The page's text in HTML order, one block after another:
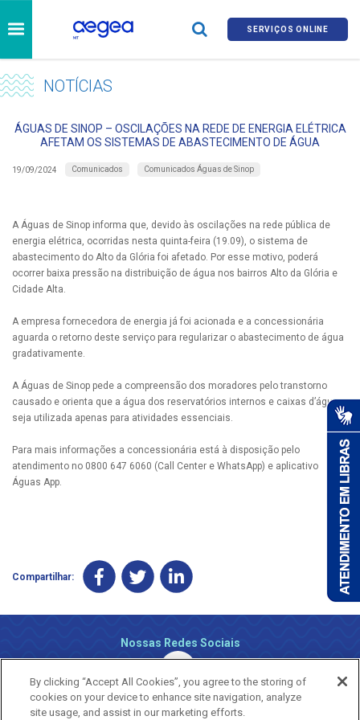
SERVIÇOS ONLINE
NOTÍCIAS
ÁGUAS DE SINOP – OSCILAÇÕES NA REDE DE ENERGIA ELÉTRICA
AFETAM OS SISTEMAS DE ABASTECIMENTO DE ÁGUA
19/09/2024 Comunicados Comunicados Águas de Sinop
A Águas de Sinop informa que, devido às oscilações na rede pública de
energia elétrica, ocorridas nesta quinta-feira (19.09), o sistema de
abastecimento do Alto da Glória foi afetado. Por esse motivo, poderá
ocorrer baixa pressão na distribuição de água nos bairros Alto da Glória e
Cidade Alta.
A empresa fornecedora de energia já foi acionada e a concessionária
aguarda o retorno deste serviço para regularizar o abastecimento de água
gradativamente.
A Águas de Sinop pede a compreensão dos moradores pelo transtorno
causado e orienta que a água dos reservatórios internos e caixas d’água
seja utilizada apenas para atividades essenciais.
Para mais informações a concessionária está à disposição pelo
atendimento no 0800 647 6060 (Call Center e WhatsApp) e aplicativo
Águas App.
Compartilhar:
Nossas Redes Sociais
By clicking “Accept All Cookies”, you agree to the storing of
cookies on your device to enhance site navigation, analyze
site usage, and assist in our marketing efforts.